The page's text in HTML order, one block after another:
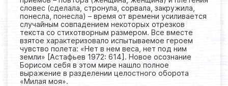
словес (сделала, стронула, сорвала, закружила,
понесла, понесла) – время от времени усиливается
случайным совпадением некоторых отрезков
текста со стихотворным размером. Все вместе
взятое характеризовало испытываемое героем
чувство полета: «Нет в нем веса, нет под ним
земли» [Астафьев 1972: 614]. Новое осознание
Борисом себя в этом мире нашло полное
выражение в разделении целостного оборота
«Милая моя».